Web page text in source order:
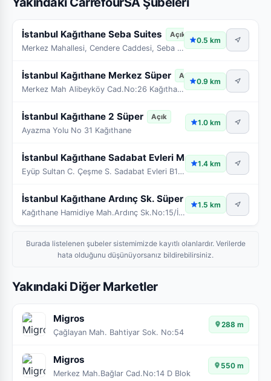
İstanbul Kağıthane Seba Suites Açık
Merkez Mahallesi, Cendere Caddesi, Seba Suıtes B Blok No:16/ 1D – 1E – 1F – 1G – 1 H
0.5 km
İstanbul Kağıthane Merkez Süper Açık
Merkez Mah Alibeyköy Cad.No:26 Kağıthane/İstanbul
0.9 km
İstanbul Kağıthane 2 Süper Açık
Ayazma Yolu No 31 Kağıthane
1.0 km
İstanbul Kağıthane Sadabat Evleri Mini Açık
Eyüp Sultan C. Çeşme S. Sadabat Evleri B1 Blok No:1
1.4 km
İstanbul Kağıthane Ardınç Sk. Süper Açık
Kağıthane Hamidiye Mah.Ardınç Sk.No:15/İst
1.5 km
Burada listelenen şubeler sistemimizde kayıtlı olanlardır. Verilerde
hata olduğunu düşünüyorsanız bildirebilirsiniz.
Yakındaki Diğer Marketler
Migros
Çağlayan Mah. Bahtiyar Sok. No:54
288 m
Migros
Merkez Mah.Bağlar Cad.No:14 D Blok
550 m